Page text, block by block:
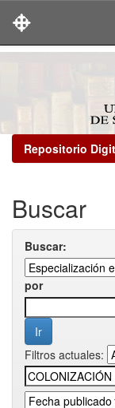
Repositorio
Buscar
Buscar:
por
Filtros actuales: